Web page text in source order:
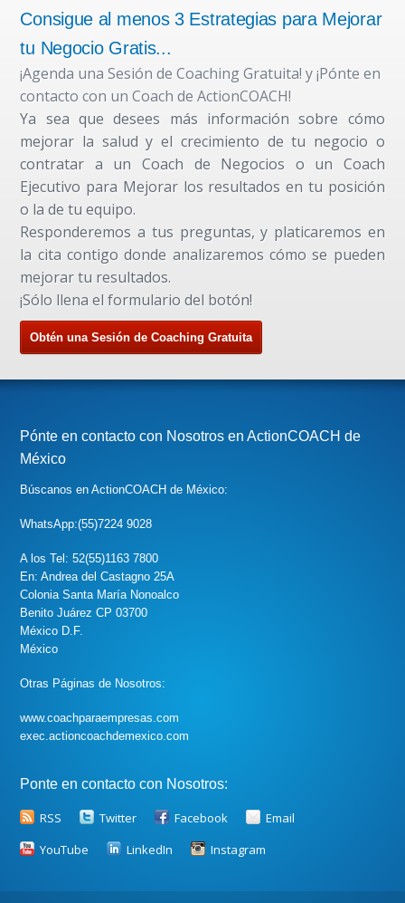
Consigue al menos 3 Estrategias para Mejorar
tu Negocio Gratis...
¡Agenda una Sesión de Coaching Gratuita! y ¡Pónte en
contacto con un Coach de ActionCOACH!
Ya sea que desees más información sobre cómo
mejorar la salud y el crecimiento de tu negocio o
contratar a un Coach de Negocios o un Coach
Ejecutivo para Mejorar los resultados en tu posición
o la de tu equipo.
Responderemos a tus preguntas, y platicaremos en
la cita contigo donde analizaremos cómo se pueden
mejorar tu resultados.
¡Sólo llena el formulario del botón!
Obtén una Sesión de Coaching Gratuita
Pónte en contacto con Nosotros en ActionCOACH de
México
Búscanos en ActionCOACH de México:
WhatsApp:(55)7224 9028
A los Tel: 52(55)1163 7800
En: Andrea del Castagno 25A
Colonia Santa María Nonoalco
Benito Juárez CP 03700
México D.F.
México
Otras Páginas de Nosotros:
www.coachparaempresas.com
exec.actioncoachdemexico.com
Ponte en contacto con Nosotros:
RSS Twitter Facebook
Email
YouTube
LinkedIn Instagram